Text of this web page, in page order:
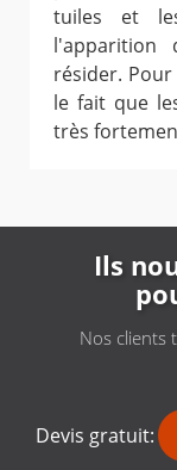
tuiles et
résider.
le fait que
très
Ils
Nos clients
Devis gratuit: